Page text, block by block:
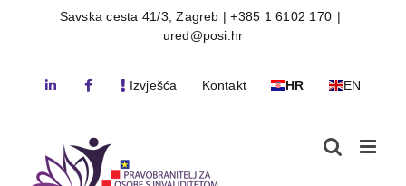
Savska cesta 41/3, Zagreb | +385 1 6102 170 |
ured@posi.hr
Izvješća Kontakt HR EN